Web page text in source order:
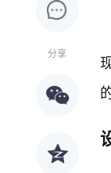
分享